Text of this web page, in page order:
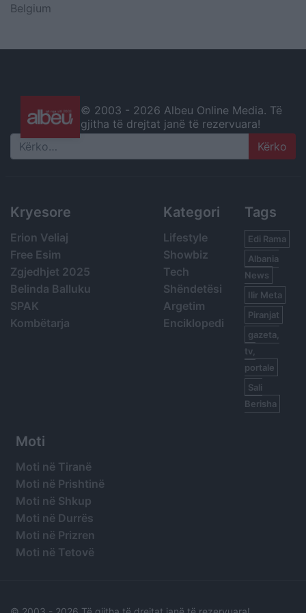
Belgium
© 2003 - 2026 Albeu Online Media. Të
gjitha të drejtat janë të rezervuara!
Search
Kryesore
Erion Veliaj
Free Esim
Zgjedhjet 2025
Belinda Balluku
SPAK
Kombëtarja
Kategori
Lifestyle
Showbiz
Tech
Shëndetësi
Argetim
Enciklopedi
Tags
Edi Rama
Albania
News
Ilir Meta
Piranjat
gazeta,
tv,
portale
Sali
Berisha
Moti
Moti në Tiranë
Moti në Prishtinë
Moti në Shkup
Moti në Durrës
Moti në Prizren
Moti në Tetovë